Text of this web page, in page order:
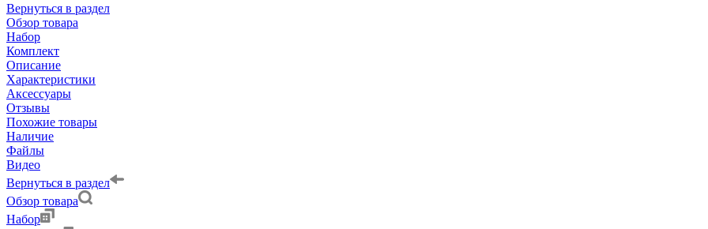
Вернуться в раздел
Обзор товара
Набор
Комплект
Описание
Характеристики
Аксессуары
Отзывы
Похожие товары
Наличие
Файлы
Видео
Вернуться в раздел
Обзор товара
Набор